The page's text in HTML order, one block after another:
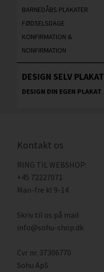
BARNEDÅBS PLAKATER
FØDSELSDAGE
KONFIRMATION &
NONFIRMATION
DESIGN SELV PLAKAT
DESIGN DIN EGEN PLAKAT
Kontakt os
RING TIL WEBSHOP:
+45 72227071
Man-fre kl 9-14
Skriv til os på mail
info@sohu-shop.dk
Cvr nr. 37306770
Sohu ApS